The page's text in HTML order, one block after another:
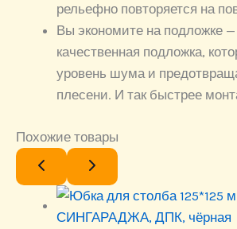
рельефно повторяется на
Вы экономите на подложке
качественная подложка,
уровень шума и
плесени. И так быстрее
Похожие товары